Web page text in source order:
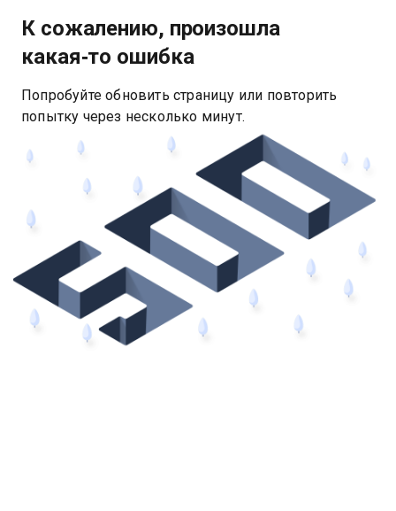
К сожалению, произошла
какая‑то ошибка
Попробуйте обновить страницу или повторить
попытку через несколько минут.